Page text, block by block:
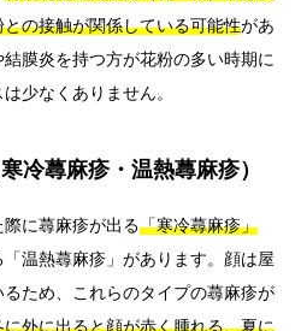
の接触が関係している可能性があ
膜炎を持つ方が花粉の多い時期に
少なくありません。
冷蕁麻疹・温熱蕁麻疹）
に蕁麻疹が出る「寒冷蕁麻疹」
温熱蕁麻疹」があります。顔は屋
ため、これらのタイプの蕁麻疹が
に外に出ると顔が赤く腫れる、夏に